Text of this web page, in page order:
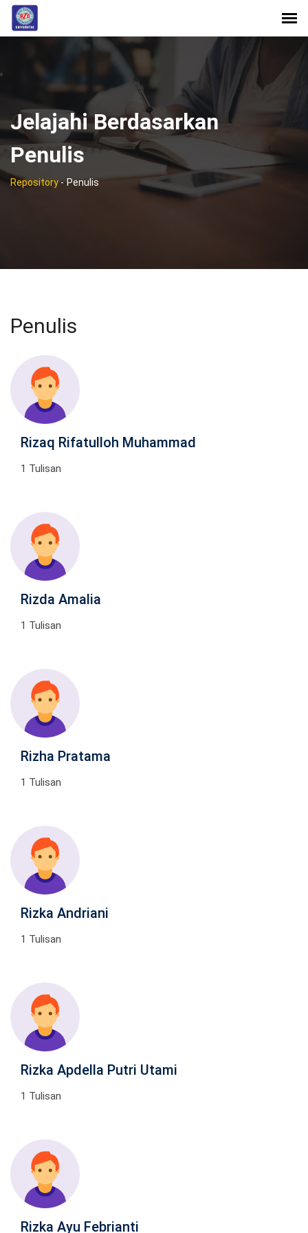
Jelajahi Berdasarkan
Penulis
Repository- Penulis
Penulis
Rizaq Rifatulloh Muhammad
1 Tulisan
Rizda Amalia
1 Tulisan
Rizha Pratama
1 Tulisan
Rizka Andriani
1 Tulisan
Rizka Apdella Putri Utami
1 Tulisan
Rizka Ayu Febrianti